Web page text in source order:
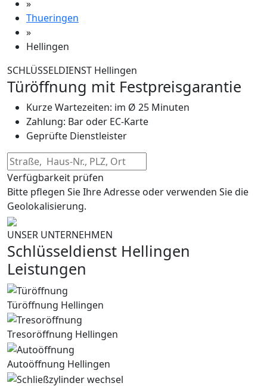
»
Thueringen
»
Hellingen
SCHLÜSSELDIENST Hellingen
Türöffnung mit Festpreisgarantie
Kurze Wartezeiten: im Ø 25 Minuten
Zahlung: Bar oder EC-Karte
Geprüfte Dienstleister
Verfügbarkeit prüfen
Bitte pflegen Sie Ihre Adresse oder verwenden Sie die
Geolokalisierung.
UNSER UNTERNEHMEN
Schlüsseldienst Hellingen
Leistungen
Türöffnung Hellingen
Tresoröffnung Hellingen
Autoöffnung Hellingen